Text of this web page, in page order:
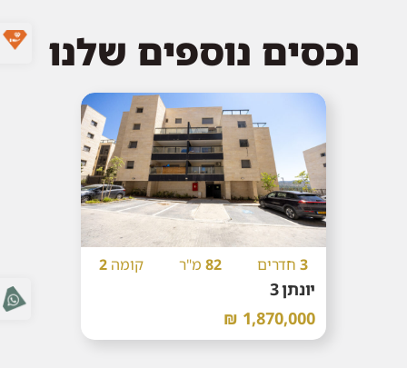
נכסים נוספים שלנו
3 חדרים 82 מ"ר קומה2
יונתן 3
1,870,000 ₪